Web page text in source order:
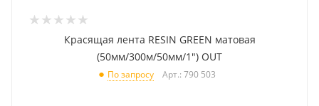
Красящая лента RESIN GREEN матовая
(50мм/300м/50мм/1") OUT
По запросу Арт.: 790 503